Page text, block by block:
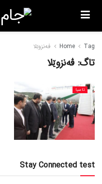
Home Tag ڤەنزوێلا
تاگ: ڤەنزوێلا
ئاسیا
Stay Connected test